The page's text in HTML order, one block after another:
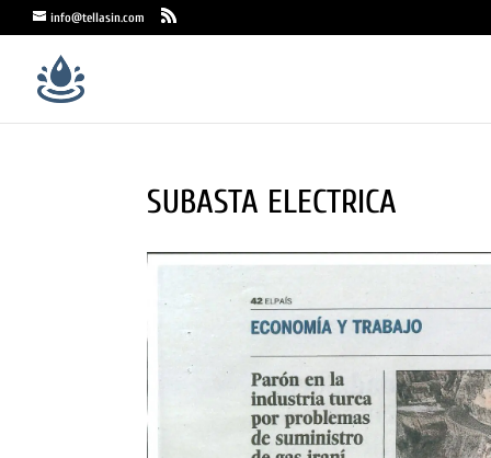
info@tellasin.com
SUBASTA ELECTRICA